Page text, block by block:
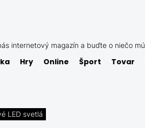
internetový magazín a buďte o niečo
Hry Online Šport Tovar
LED svetlá